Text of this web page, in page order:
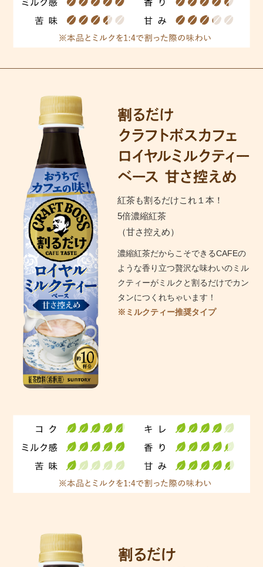
紅茶も割るだけこれ１本！
5倍濃縮紅茶
（甘さ控えめ）
濃縮紅茶だからこそできるCAFEの
ような香り立つ贅沢な味わいのミル
クティーがミルクと割るだけでカン
タンにつくれちゃいます！
※ミルクティー推奨タイプ